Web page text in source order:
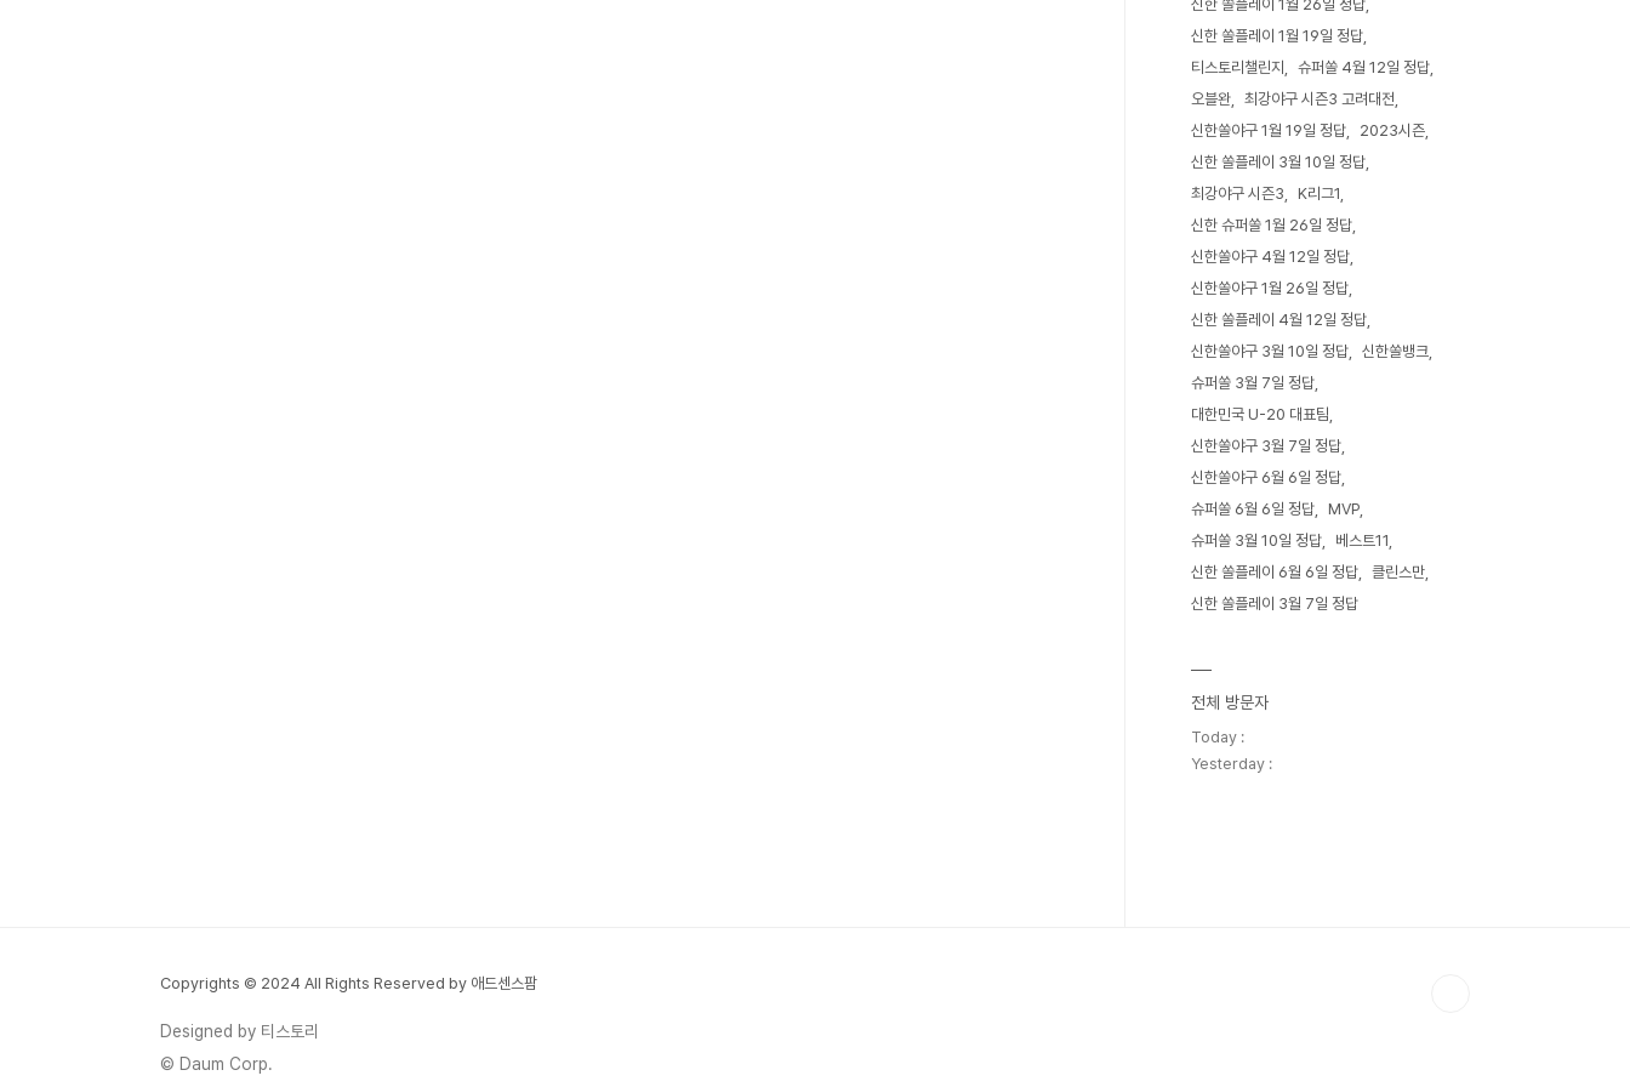
신한 쏠플레이 1월 26일 정답
신한 쏠플레이 1월 19일 정답
티스토리챌린지
슈퍼쏠 4월 12일 정답
오블완
최강야구 시즌3 고려대전
신한쏠야구 1월 19일 정답
2023시즌
신한 쏠플레이 3월 10일 정답
최강야구 시즌3
K리그1
신한 슈퍼쏠 1월 26일 정답
신한쏠야구 4월 12일 정답
신한쏠야구 1월 26일 정답
신한 쏠플레이 4월 12일 정답
신한쏠야구 3월 10일 정답
신한쏠뱅크
슈퍼쏠 3월 7일 정답
대한민국 U-20 대표팀
신한쏠야구 3월 7일 정답
신한쏠야구 6월 6일 정답
슈퍼쏠 6월 6일 정답
MVP
슈퍼쏠 3월 10일 정답
베스트11
신한 쏠플레이 6월 6일 정답
클린스만
신한 쏠플레이 3월 7일 정답
전체 방문자
Today :
Yesterday :
Copyrights © 2024 All Rights Reserved by 애드센스팜
Designed by 티스토리
© Daum Corp.